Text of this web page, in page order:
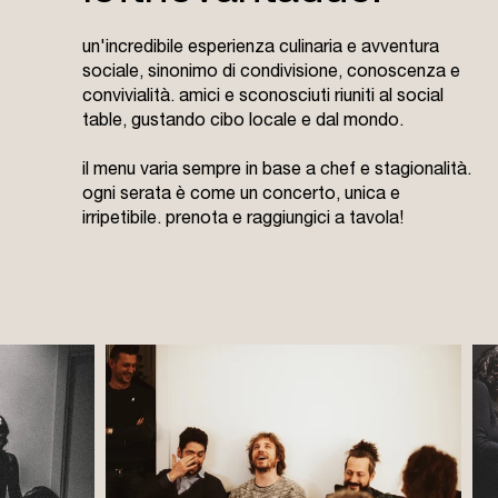
un'incredibile esperienza culinaria e avventura
sociale, sinonimo di condivisione, conoscenza e
convivialità. amici e sconosciuti riuniti al social
table, gustando cibo locale e dal mondo.
il menu varia sempre in base a chef e stagionalità.
ogni serata è come un concerto, unica e
irripetibile. prenota e raggiungici a tavola!